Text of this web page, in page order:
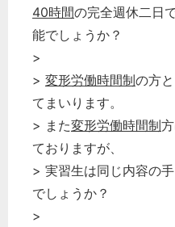
40時間の完全週休二日
能でしょうか？
>
> 変形労働時間制の方と
てまいります。
> また変形労働時間制
ておりますが、
> 実習生は同じ内容の
でしょうか？
>